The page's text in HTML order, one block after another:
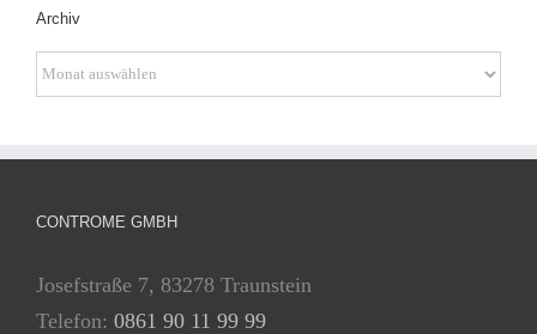
Archiv
Archiv
CONTROME GMBH
Josefstraße 7, 83278 Traunstein
Telefon: 0861 90 11 99 99